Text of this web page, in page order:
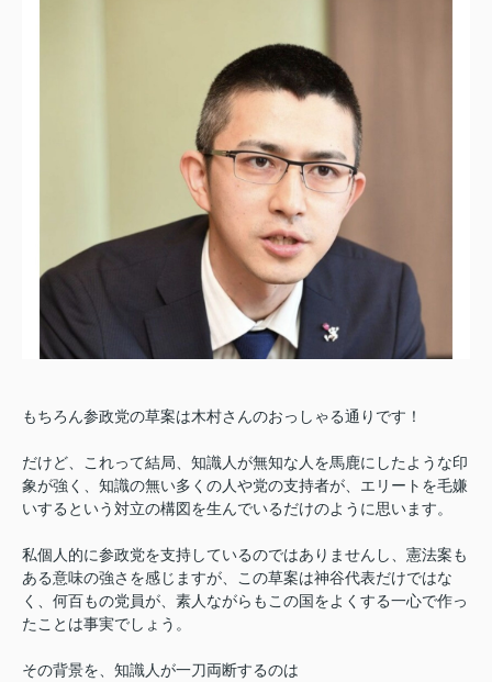
もちろん参政党の草案は木村さんのおっしゃる通りです！
だけど、これって結局、知識人が無知な人を馬鹿にしたような印
象が強く、知識の無い多くの人や党の支持者が、エリートを毛嫌
いするという対立の構図を生んでいるだけのように思います。
私個人的に参政党を支持しているのではありませんし、憲法案も
ある意味の強さを感じますが、この草案は神谷代表だけではな
く、何百もの党員が、素人ながらもこの国をよくする一心で作っ
たことは事実でしょう。
その背景を、知識人が一刀両断するのは